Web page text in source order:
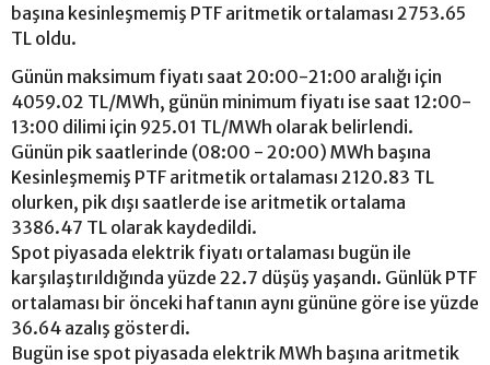
başına kesinleşmemiş PTF aritmetik ortalaması 2753.65
TL oldu.
Günün maksimum fiyatı saat 20:00-21:00 aralığı için
4059.02 TL/MWh, günün minimum fiyatı ise saat 12:00-
13:00 dilimi için 925.01 TL/MWh olarak belirlendi.
Günün pik saatlerinde (08:00 - 20:00) MWh başına
Kesinleşmemiş PTF aritmetik ortalaması 2120.83 TL
olurken, pik dışı saatlerde ise aritmetik ortalama
3386.47 TL olarak kaydedildi.
Spot piyasada elektrik fiyatı ortalaması bugün ile
karşılaştırıldığında yüzde 22.7 düşüş yaşandı. Günlük PTF
ortalaması bir önceki haftanın aynı gününe göre ise yüzde
36.64 azalış gösterdi.
Bugün ise spot piyasada elektrik MWh başına aritmetik